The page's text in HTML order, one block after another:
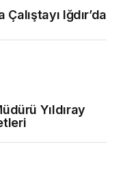
Iğdır’da
Yıldıray